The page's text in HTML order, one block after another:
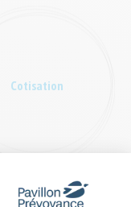
Cotisation